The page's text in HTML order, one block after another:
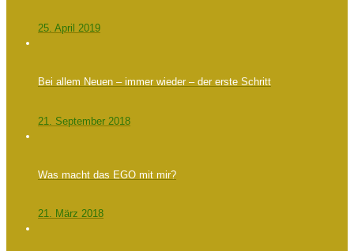
25. April 2019
Bei allem Neuen – immer wieder – der erste Schritt
21. September 2018
Was macht das EGO mit mir?
21. März 2018